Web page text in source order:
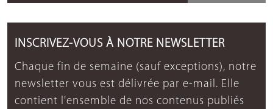
INSCRIVEZ-VOUS À NOTRE NEWSLETTER
Chaque fin de semaine (sauf exceptions), notre
newsletter vous est délivrée par e-mail. Elle
contient l'ensemble de nos contenus publiés